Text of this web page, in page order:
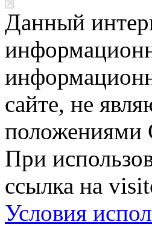
Данный
сайте, не
положениями
При
ссылка на
Условия